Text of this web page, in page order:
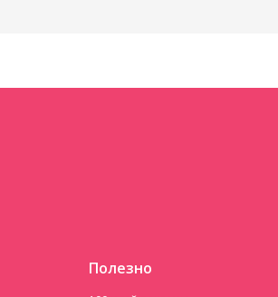
Полезно